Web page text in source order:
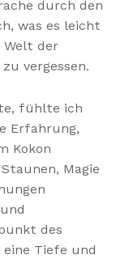
durch den
was es leicht
Welt der
vergessen.
fühlte ich
Erfahrung,
Kokon
Magie
des
Tiefe und